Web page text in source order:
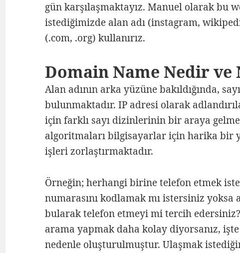
gün karşılaşmaktayız. Manuel olarak bu
istediğimizde alan adı (instagram,
(.com, .org) kullanırız.
Domain Name Nedir ve
Alan adının arka yüzüne bakıldığında,
bulunmaktadır. IP adresi olarak
için farklı sayı dizinlerinin bir araya
algoritmaları bilgisayarlar için harika bir
işleri zorlaştırmaktadır.
Örneğin; herhangi birine telefon etmek
numarasını kodlamak mı istersiniz yoksa
bularak telefon etmeyi mi tercih
arama yapmak daha kolay diyorsanız,
nedenle oluşturulmuştur. Ulaşmak